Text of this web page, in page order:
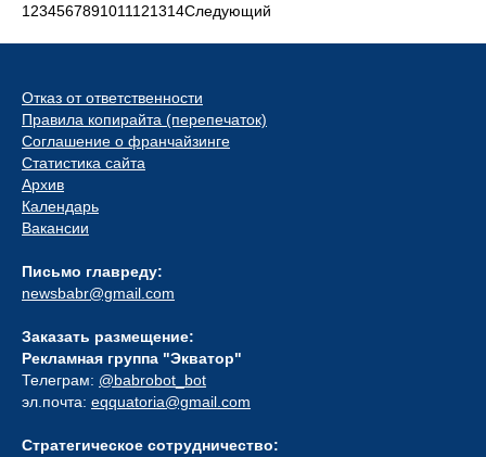
1234567891011121314Следующий
Отказ от ответственности
Правила копирайта (перепечаток)
Соглашение о франчайзинге
Статистика сайта
Архив
Календарь
Вакансии
Письмо главреду:
newsbabr@gmail.com
Заказать размещение:
Рекламная группа "Экватор"
Телеграм: @babrobot_bot
эл.почта: eqquatoria@gmail.com
Стратегическое сотрудничество: